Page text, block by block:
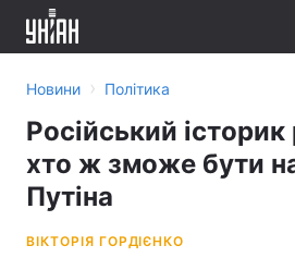
Новини › Політика
Російський історик
хто ж зможе бути
Путіна
ВІКТОРІЯ ГОРДІЄНКО